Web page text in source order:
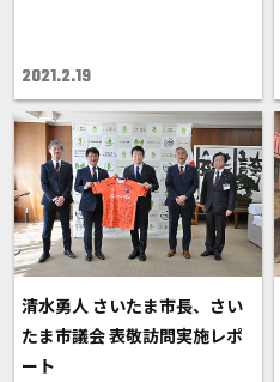
2021.2.19
清水勇人 さいたま市長、さい
たま市議会 表敬訪問実施レポ
ート